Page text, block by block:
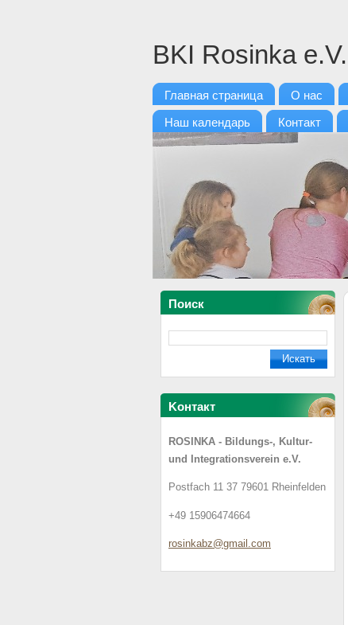
BKI Rosinka e.V.
Главная страница О нас
Наш календарь Контакт
Поиск
Koнтакт
ROSINKA - Bildungs-, Kultur-
und Integrationsverein e.V.
Postfach 11 37 79601 Rheinfelden
+49 15906474664
rosinkabz@gmail. com